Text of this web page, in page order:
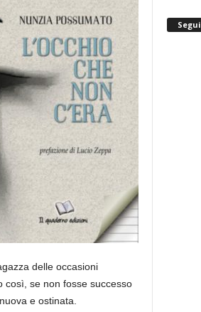
delle occasioni
così, se non fosse successo
e ostinata.